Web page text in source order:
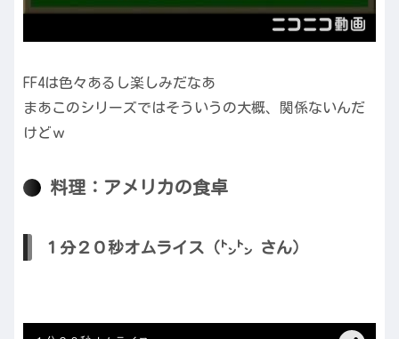
FF4は色々あるし楽しみだなあ
まあこのシリーズではそういうの大概、関係ないんだ
けどｗ
料理：アメリカの食卓
１分２０秒オムライス（㌧㌧ さん）